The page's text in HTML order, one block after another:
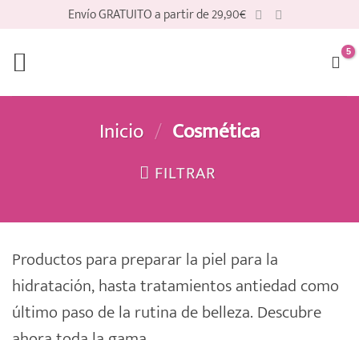
contenido
Envío GRATUITO a partir de 29,90€
Inicio / Cosmética
FILTRAR
Productos para preparar la piel para la
hidratación, hasta tratamientos antiedad como
último paso de la rutina de belleza. Descubre